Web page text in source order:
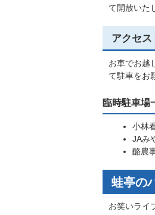
て開放いた
アクセ
お車でお越
て駐車をお
臨時駐車場
小林
JAみ
酪農
蛙亭の
お笑いライ